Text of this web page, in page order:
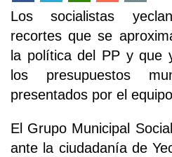
Los socialistas
recortes que se
la política del PP y que
los presupuestos
presentados por el
El Grupo Municipal
ante la ciudadanía de